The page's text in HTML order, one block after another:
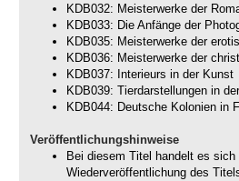
KDB032: Meisterwerke der
KDB033: Die Anfänge der
KDB035: Meisterwerke der
KDB036: Meisterwerke der
KDB037: Interieurs in der Kunst
KDB039: Tierdarstellungen in
KDB044: Deutsche Kolonien in
Veröffentlichungshinweise
Bei diesem Titel handelt es
Wiederveröffentlichung des